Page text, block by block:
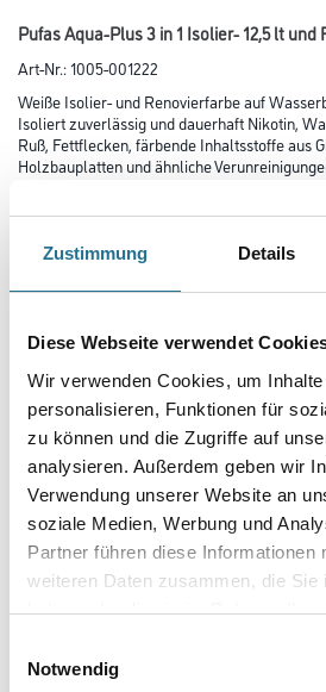
Zustimmung Details
Diese Webseite verwendet
Wir verwenden Cookies, um
personalisieren, Funktionen für
zu können und die Zugriffe auf
analysieren. Außerdem geben wir
Verwendung unserer Website an
soziale Medien, Werbung und
Partner führen diese Informationen
weiteren Daten zusammen, die Sie
haben oder die sie im Rahmen
Notwendig
Pufas Aqua-Plus 3 in 1 Isolier- 12,5 lt
Art-Nr.:1005-001222
Weiße Isolier- und Renovierfarbe auf
Isoliert zuverlässig und dauerhaft Nikotin,
Ruß, Fettflecken, färbende Inhaltsstoffe aus
Holzbauplatten und ähnliche
Einrichtungen.
Umrechnungsfaktoren